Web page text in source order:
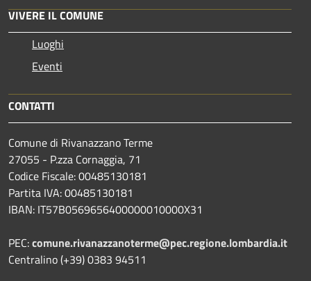
VIVERE IL COMUNE
Luoghi
Eventi
CONTATTI
Comune di Rivanazzano Terme
27055 - P.zza Cornaggia, 71
Codice Fiscale: 00485130181
Partita IVA: 00485130181
IBAN: IT57B0569656400000010000X31
PEC:comune.rivanazzanoterme@pec.regione.lombardia.it
Centralino (+39) 0383 94511